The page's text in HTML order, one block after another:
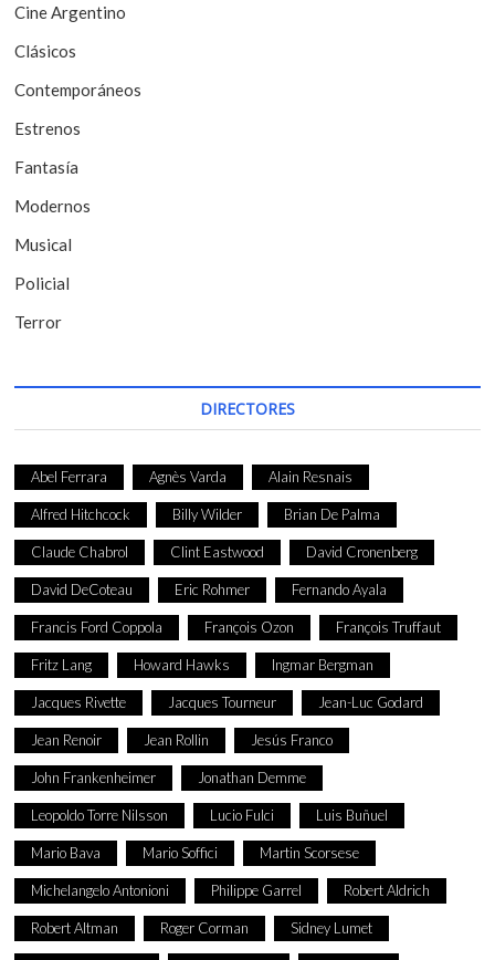
e
e
n
t
r
a
d
a
s
Cine Argentino
Clásicos
Contemporáneos
Estrenos
Fantasía
Modernos
Musical
Policial
Terror
DIRECTORES
Abel Ferrara Agnès Varda Alain Resnais
Alfred Hitchcock Billy Wilder Brian De Palma
Claude Chabrol Clint Eastwood David Cronenberg
David DeCoteau Eric Rohmer Fernando Ayala
Francis Ford Coppola François Ozon François Truffaut
Fritz Lang Howard Hawks Ingmar Bergman
Jacques Rivette Jacques Tourneur Jean-Luc Godard
Jean Renoir Jean Rollin Jesús Franco
John Frankenheimer Jonathan Demme
Leopoldo Torre Nilsson Lucio Fulci Luis Buñuel
Mario Bava Mario Soffici Martin Scorsese
Michelangelo Antonioni Philippe Garrel Robert Aldrich
Robert Altman Roger Corman Sidney Lumet